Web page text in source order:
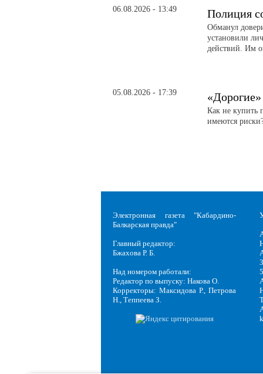
06.08.2026 - 13:49 Полиция
Обманул
установили
действий. Им
05.08.2026 - 17:39
Как не купить
имеются
Электронная газета "Кабардино-
Балкарская правда"
Главный редактор:
Бжахова Р. Б.
Над номером работали:
Редактор по выпуску: Накова О.
Корректоры: Максидова Р., Петрова
Н., Теппеева З.
5